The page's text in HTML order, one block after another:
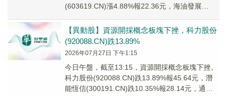
(603619.CN)漲4.88%報22.36元，海油發展
【異動股】資源開採概念板塊下挫，科力股份
(920088.CN)跌13.89%
2026年07月27日 下午1:15
今日午盤，截至13:15，資源開採概念板塊下挫。
科力股份(920088.CN)跌13.89%報45.64元，潛
能恆信(300191.CN)跌10.35%報28.14元，通源